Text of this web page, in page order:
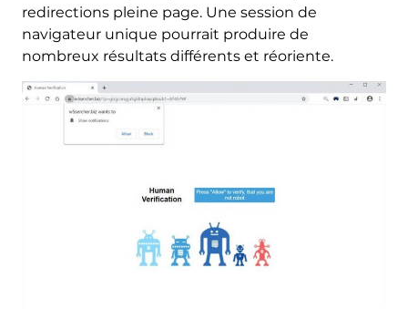
redirections pleine page. Une session de
navigateur unique pourrait produire de
nombreux résultats différents et réoriente.